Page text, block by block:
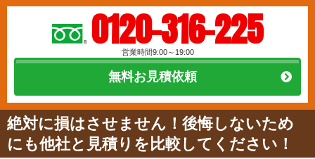
0120-316-225
営業時間9:00～19:00
無料お見積依頼
絶対に損はさせません！後悔しないため
にも他社と見積りを比較してください！